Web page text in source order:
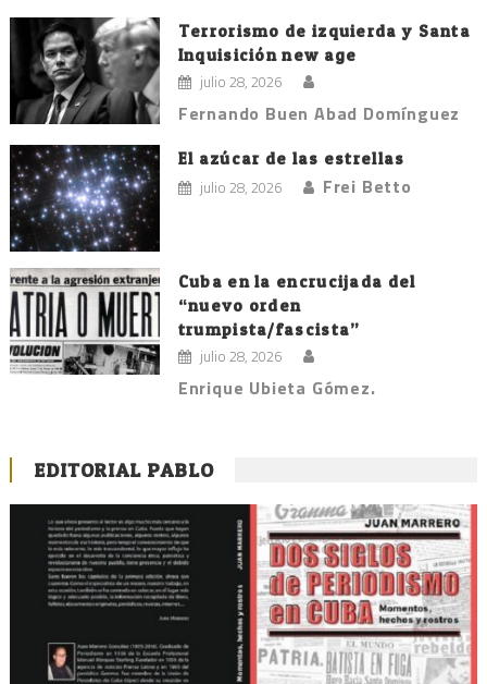
Terrorismo de izquierda y Santa
Inquisición new age
julio 28, 2026
Fernando Buen Abad Domínguez
El azúcar de las estrellas
julio 28, 2026 Frei Betto
Cuba en la encrucijada del
“nuevo orden
trumpista/fascista”
julio 28, 2026
Enrique Ubieta Gómez.
EDITORIAL PABLO